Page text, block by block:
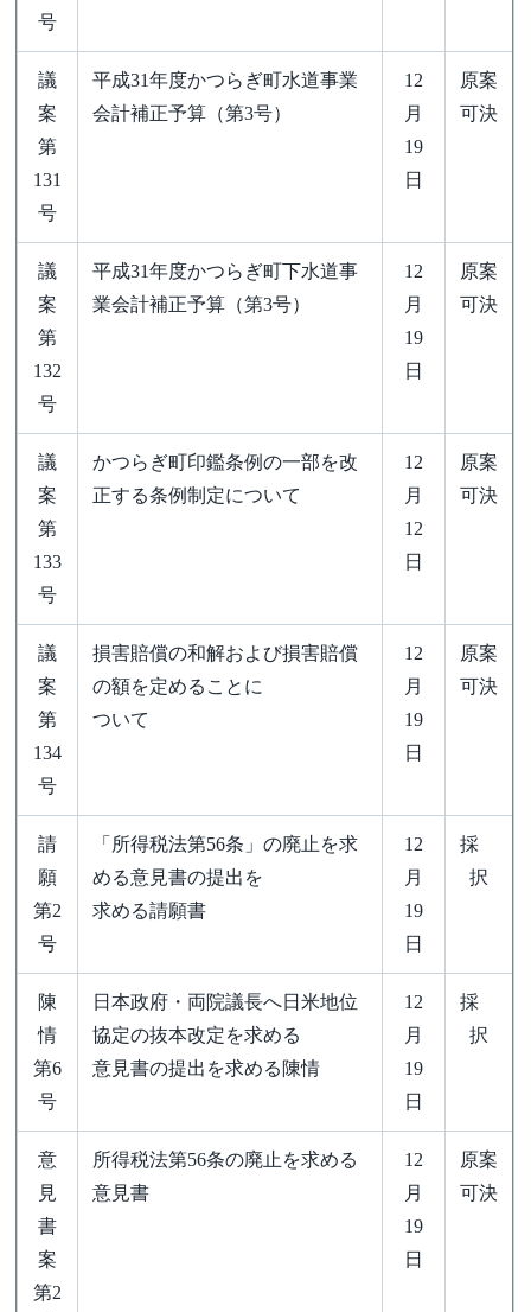
号
議
案
第
131
号
平成31年度かつらぎ町水道事業
会計補正予算（第3号）
12
月
19
日
原案
可決
議
案
第
132
号
平成31年度かつらぎ町下水道事
業会計補正予算（第3号）
12
月
19
日
原案
可決
議
案
第
133
号
かつらぎ町印鑑条例の一部を改
正する条例制定について
12
月
12
日
原案
可決
議
案
第
134
号
損害賠償の和解および損害賠償
の額を定めることに
ついて
12
月
19
日
原案
可決
請
願
第2
号
「所得税法第56条」の廃止を求
める意見書の提出を
求める請願書
12
月
19
日
採
択
陳
情
第6
号
日本政府・両院議長へ日米地位
協定の抜本改定を求める
意見書の提出を求める陳情
12
月
19
日
採
択
意
見
書
案
第2
所得税法第56条の廃止を求める
意見書
12
月
19
日
原案
可決